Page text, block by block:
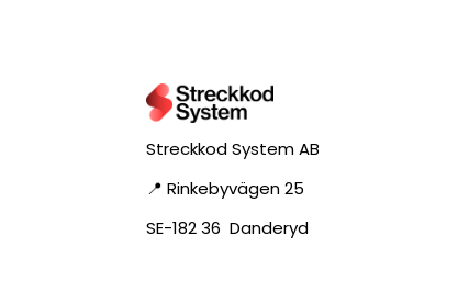
Streckkod System AB
📍 Rinkebyvägen 25
SE-182 36 Danderyd